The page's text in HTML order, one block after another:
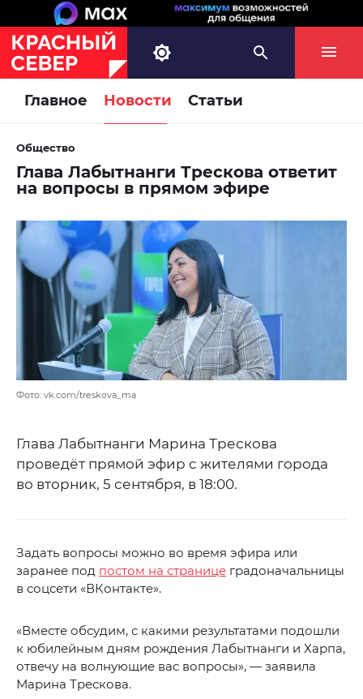
Главное Новости Статьи
Общество
Глава Лабытнанги Трескова ответит
на вопросы в прямом эфире
Фото: vk.com/treskova_ma
Глава Лабытнанги Марина Трескова
проведёт прямой эфир с жителями города
во вторник, 5 сентября, в 18:00.
Задать вопросы можно во время эфира или
заранее под постом на странице градоначальницы
в соцсети «ВКонтакте».
«Вместе обсудим, с какими результатами подошли
к юбилейным дням рождения Лабытнанги и Харпа,
отвечу на волнующие вас вопросы», — заявила
Марина Трескова.